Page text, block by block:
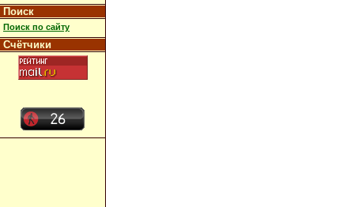
Поиск
Поиск по сайту
Счётчики